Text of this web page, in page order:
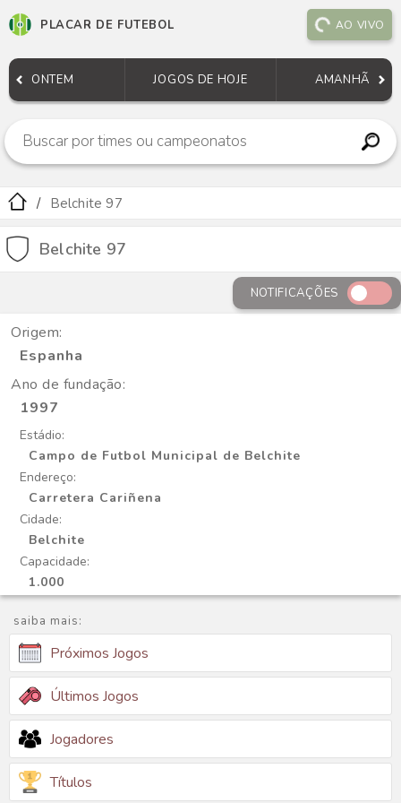
PLACAR DE FUTEBOL AO VIVO
ONTEM JOGOS DE HOJE AMANHÃ
Belchite 97
Belchite 97
NOTIFICAÇÕES
Origem:
Espanha
Ano de fundação:
1997
Estádio:
Campo de Futbol Municipal de Belchite
Endereço:
Carretera Cariñena
Cidade:
Belchite
Capacidade:
1.000
saiba mais:
Próximos Jogos
Últimos Jogos
Jogadores
Títulos